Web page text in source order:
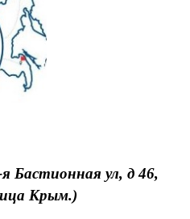
Бастионная ул, д 46,
Крым.)